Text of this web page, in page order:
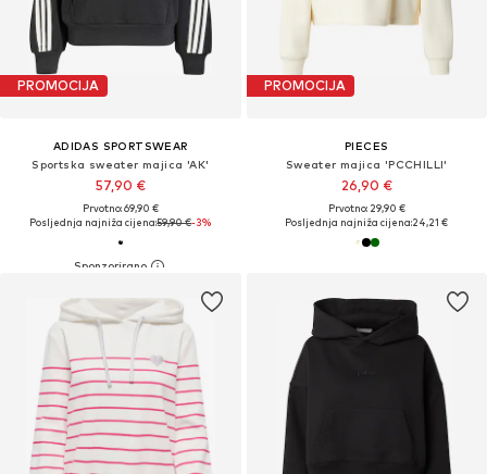
PROMOCIJA
ADIDAS SPORTSWEAR
Sportska sweater majica 'AK'
57,90 €
Prvotno: 69,90 €
Posljednja najniža cijena:59,90 €-3%
PROMOCIJA
PIECES
Sweater majica 'PCCHILLI'
26,90 €
Prvotno: 29,90 €
Posljednja najniža cijena:24,21 €